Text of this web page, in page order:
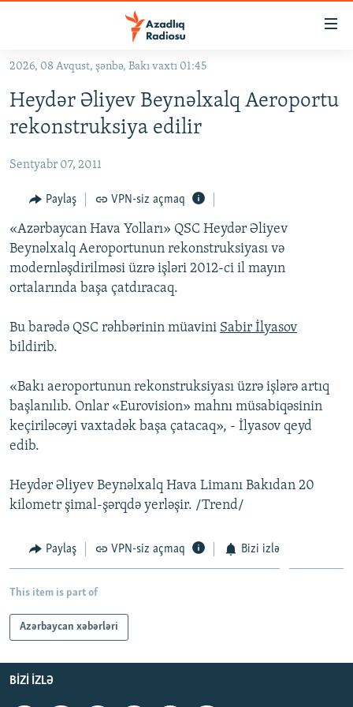
Əsas
qayıt
Əsas
qayıt
#İZAHLA
#ƏSLINDƏ
FƏRQƏ BAX
QANUNI DOĞRU
ARAŞDIRMA
MULTIMEDIA
FOTOQALEREYA
KARIKATURA
OXU ZALI
İSLAM VƏ DEMOKRATIYA
İZ - MƏDƏNIYYƏT PROQRAMI
HAQQIMIZDA
PEŞƏ ETIKASI VƏ JURNALISTIKA STANDARTLARIMIZ
MATERIALLARIMIZDAN ISTIFADƏ
AZADLIQRADIOSU MOBIL TELEFONUNUZDA
BIZIMLƏ ƏLAQƏ
XƏBƏR BÜLLETENLƏRIMIZ
BIZI IZLƏ
2026, 08 Avqust, şənbə, Bakı vaxtı 01:45
Heydər Əliyev Beynəlxalq Aeroportu
rekonstruksiya edilir
Sentyabr 07, 2011
Paylaş VPN-siz açmaq
«Azərbaycan Hava Yolları» QSC Heydər Əliyev
Beynəlxalq Aeroportunun rekonstruksiyası və
modernləşdirilməsi üzrə işləri 2012-ci il mayın
ortalarında başa çatdıracaq.
Bu barədə QSC rəhbərinin müavini Sabir İlyasov
bildirib.
«Bakı aeroportunun rekonstruksiyası üzrə işlərə artıq
başlanılıb. Onlar «Eurovision» mahnı müsabiqəsinin
keçiriləcəyi vaxtadək başa çatacaq», - İlyasov qeyd
edib.
Heydər Əliyev Beynəlxalq Hava Limanı Bakıdan 20
kilometr şimal-şərqdə yerləşir. /Trend/
Paylaş VPN-siz açmaq Bizi izlə
This item is part of
Azərbaycan xəbərləri
BIZI IZLƏ